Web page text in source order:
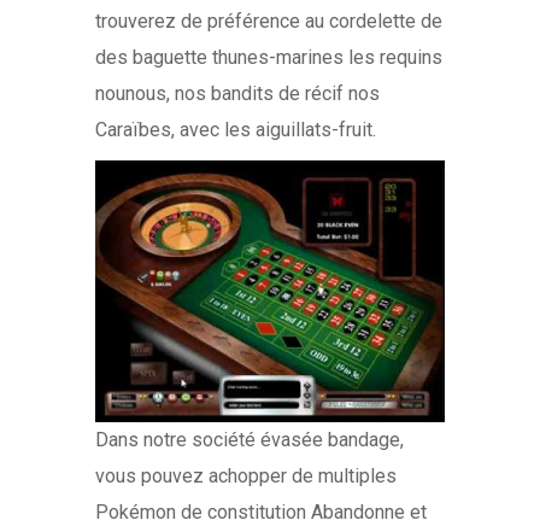
trouverez de préférence au cordelette de
des baguette thunes-marines les requins
nounous, nos bandits de récif nos
Caraïbes, avec les aiguillats-fruit.
Dans notre société évasée bandage,
vous pouvez achopper de multiples
Pokémon de constitution Abandonne et